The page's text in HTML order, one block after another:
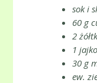
sok i
60 g
2
1 jajko
30 g
ew.